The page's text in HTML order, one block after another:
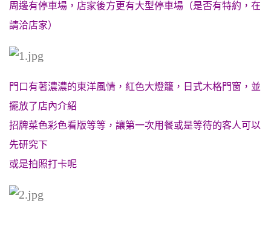
周邊有停車場，店家後方更有大型停車場（是否有特約，在
請洽店家）
門口有著濃濃的東洋風情，紅色大燈籠，日式木格門窗，並
擺放了店內介紹
招牌菜色彩色看版等等，讓第一次用餐或是等待的客人可以
先研究下
或是拍照打卡呢